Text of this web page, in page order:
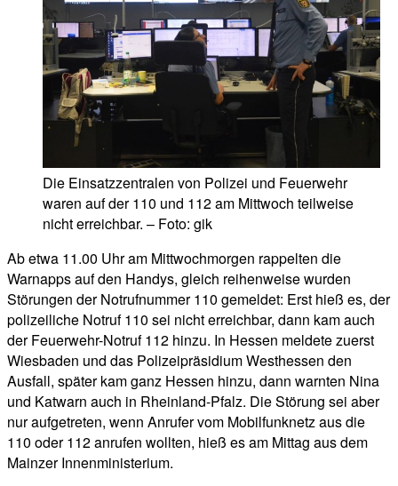
Die Einsatzzentralen von Polizei und Feuerwehr
waren auf der 110 und 112 am Mittwoch teilweise
nicht erreichbar. – Foto: gik
Ab etwa 11.00 Uhr am Mittwochmorgen rappelten die
Warnapps auf den Handys, gleich reihenweise wurden
Störungen der Notrufnummer 110 gemeldet: Erst hieß es, der
polizeiliche Notruf 110 sei nicht erreichbar, dann kam auch
der Feuerwehr-Notruf 112 hinzu. In Hessen meldete zuerst
Wiesbaden und das Polizeipräsidium Westhessen den
Ausfall, später kam ganz Hessen hinzu, dann warnten Nina
und Katwarn auch in Rheinland-Pfalz. Die Störung sei aber
nur aufgetreten, wenn Anrufer vom Mobilfunknetz aus die
110 oder 112 anrufen wollten, hieß es am Mittag aus dem
Mainzer Innenministerium.